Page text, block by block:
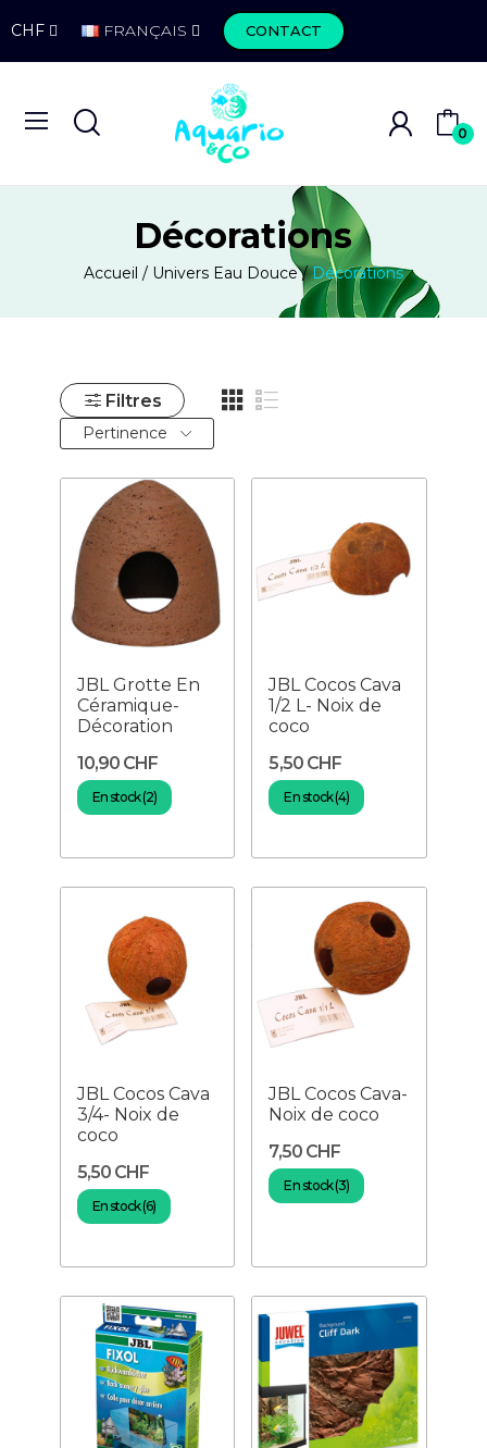
CHF FRANÇAIS CONTACT
0
Décorations
Accueil Univers Eau Douce Décorations
Filtres
Pertinence
JBL Grotte En
Céramique-
Décoration
10,90 CHF
En stock (2)
JBL Cocos Cava
1/2 L- Noix de
coco
5,50 CHF
En stock (4)
JBL Cocos Cava
3/4- Noix de
coco
5,50 CHF
En stock (6)
JBL Cocos Cava-
Noix de coco
7,50 CHF
En stock (3)